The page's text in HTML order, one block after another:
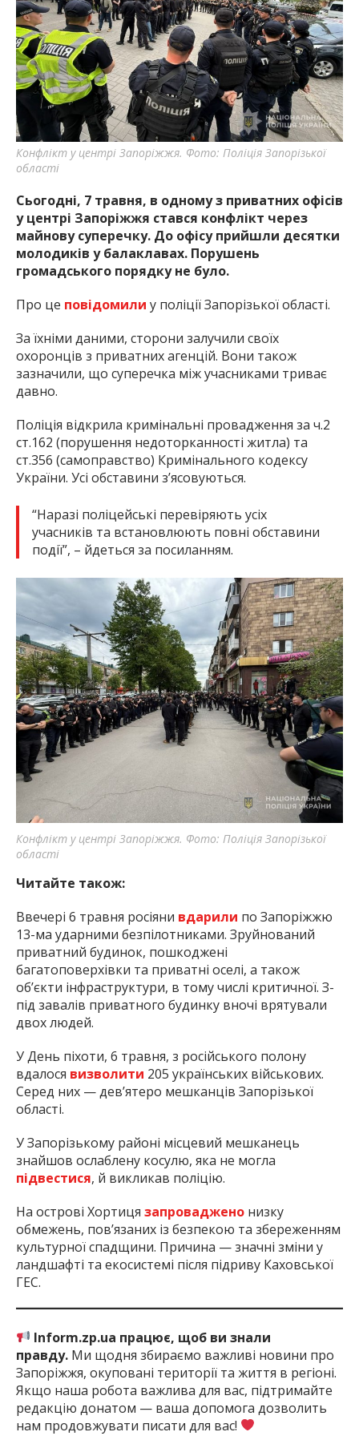
найважливішу інформацію про події
міста Запоріжжя та області.
Конфлікт у центрі Запоріжжя. Фото: Поліція Запорізької
області
Сьогодні, 7 травня, в одному з приватних офісів
у центрі Запоріжжя стався конфлікт через
майнову суперечку. До офісу прийшли десятки
молодиків у балаклавах. Порушень
громадського порядку не було.
Про це повідомили у поліції Запорізької області.
За їхніми даними, сторони залучили своїх
охоронців з приватних агенцій. Вони також
зазначили, що суперечка між учасниками триває
давно.
Поліція відкрила кримінальні провадження за ч.2
ст.162 (порушення недоторканності житла) та
ст.356 (самоправство) Кримінального кодексу
України. Усі обставини з’ясовуються.
“Наразі поліцейські перевіряють усіх
учасників та встановлюють повні обставини
події”, – йдеться за посиланням.
Конфлікт у центрі Запоріжжя. Фото: Поліція Запорізької
області
Читайте також:
Ввечері 6 травня росіяни вдарили по Запоріжжю
13-ма ударними безпілотниками. Зруйнований
приватний будинок, пошкоджені
багатоповерхівки та приватні оселі, а також
об’єкти інфраструктури, в тому числі критичної. З-
під завалів приватного будинку вночі врятували
двох людей.
У День піхоти, 6 травня, з російського полону
вдалося визволити 205 українських військових.
Серед них — дев’ятеро мешканців Запорізької
області.
У Запорізькому районі місцевий мешканець
знайшов ослаблену косулю, яка не могла
підвестися, й викликав поліцію.
На острові Хортиця запроваджено низку
обмежень, пов’язаних із безпекою та збереженням
культурної спадщини. Причина — значні зміни у
ландшафті та екосистемі після підриву Каховської
ГЕС.
Inform.zp.ua працює, щоб ви знали
правду. Ми щодня збираємо важливі новини про
Запоріжжя, окуповані території та життя в регіоні.
Якщо наша робота важлива для вас, підтримайте
редакцію донатом — ваша допомога дозволить
нам продовжувати писати для вас!